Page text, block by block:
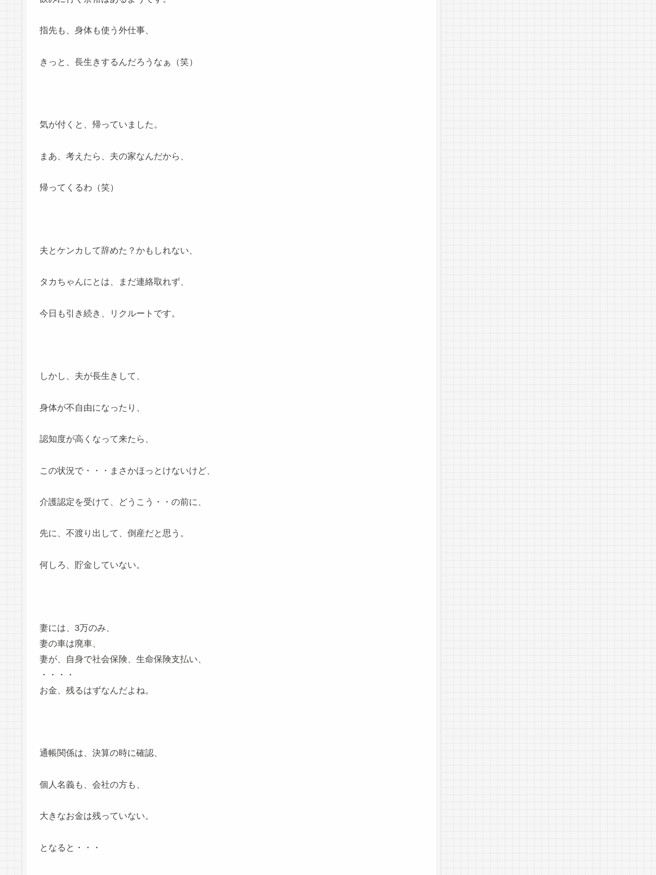
指先も、身体も使う外仕事、
きっと、長生きするんだろうなぁ（笑）
気が付くと、帰っていました。
まあ、考えたら、夫の家なんだから、
帰ってくるわ（笑）
夫とケンカして辞めた？かもしれない、
タカちゃんにとは、まだ連絡取れず、
今日も引き続き、リクルートです。
しかし、夫が長生きして、
身体が不自由になったり、
認知度が高くなって来たら、
この状況で・・・まさかほっとけないけど、
介護認定を受けて、どうこう・・の前に、
先に、不渡り出して、倒産だと思う。
何しろ、貯金していない。
妻には、3万のみ、
妻の車は廃車、
妻が、自身で社会保険、生命保険支払い、
・・・・
お金、残るはずなんだよね。
通帳関係は、決算の時に確認、
個人名義も、会社の方も、
大きなお金は残っていない。
となると・・・